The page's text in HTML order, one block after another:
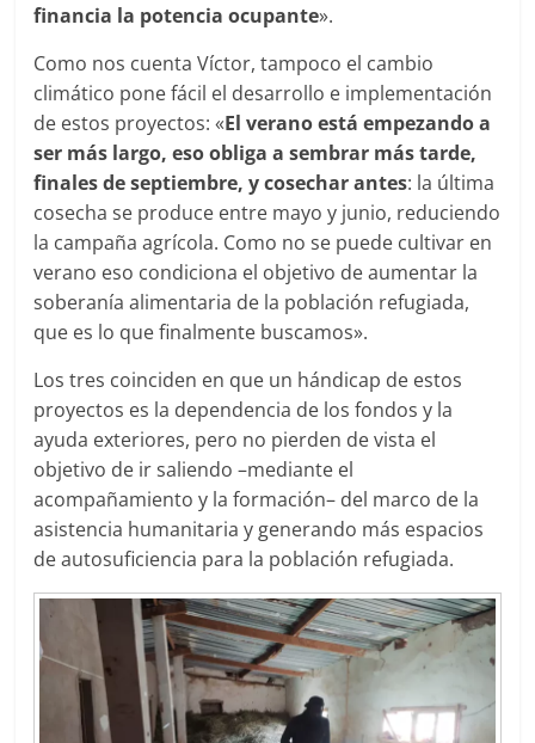
financia la potencia ocupante».
Como nos cuenta Víctor, tampoco el cambio
climático pone fácil el desarrollo e implementación
de estos proyectos: «El verano está empezando a
ser más largo, eso obliga a sembrar más tarde,
finales de septiembre, y cosechar antes: la última
cosecha se produce entre mayo y junio, reduciendo
la campaña agrícola. Como no se puede cultivar en
verano eso condiciona el objetivo de aumentar la
soberanía alimentaria de la población refugiada,
que es lo que finalmente buscamos».
Los tres coinciden en que un hándicap de estos
proyectos es la dependencia de los fondos y la
ayuda exteriores, pero no pierden de vista el
objetivo de ir saliendo –mediante el
acompañamiento y la formación– del marco de la
asistencia humanitaria y generando más espacios
de autosuficiencia para la población refugiada.